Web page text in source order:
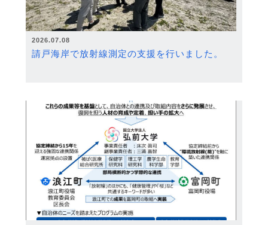
2026.07.08
請戸海岸で放射線測定の支援を行いました。